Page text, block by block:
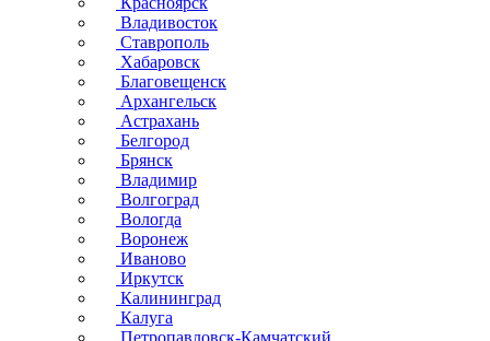
Владивосток
Ставрополь
Хабаровск
Благовещенск
Архангельск
Астрахань
Белгород
Брянск
Владимир
Волгоград
Вологда
Воронеж
Иваново
Иркутск
Калининград
Калуга
Петропавловск-Камчатский